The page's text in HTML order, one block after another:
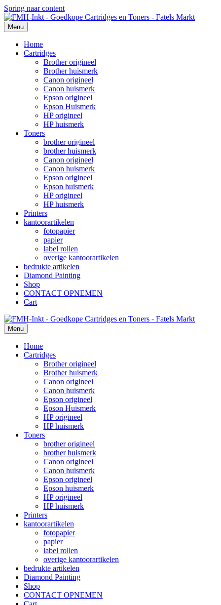
Spring naar content
Menu
Home
Cartridges
Brother origineel
Brother huismerk
Canon origineel
Canon huismerk
Epson origineel
Epson Huismerk
HP origineel
HP huismerk
Toners
brother origineel
brother huismerk
Canon origineel
Canon huismerk
Epson origineel
Epson huismerk
HP origineel
HP huismerk
Printers
kantoorartikelen
fotopapier
papier
label rollen
overige kantoorartikelen
bedrukte artikelen
Diamond Painting
Shop
CONTACT OPNEMEN
Cart
Menu
Home
Cartridges
Brother origineel
Brother huismerk
Canon origineel
Canon huismerk
Epson origineel
Epson Huismerk
HP origineel
HP huismerk
Toners
brother origineel
brother huismerk
Canon origineel
Canon huismerk
Epson origineel
Epson huismerk
HP origineel
HP huismerk
Printers
kantoorartikelen
fotopapier
papier
label rollen
overige kantoorartikelen
bedrukte artikelen
Diamond Painting
Shop
CONTACT OPNEMEN